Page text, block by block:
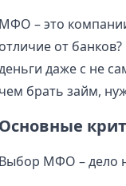
МФО – это
отличие от
даже с не
чем брать займ,
Основные
Выбор МФО – дело